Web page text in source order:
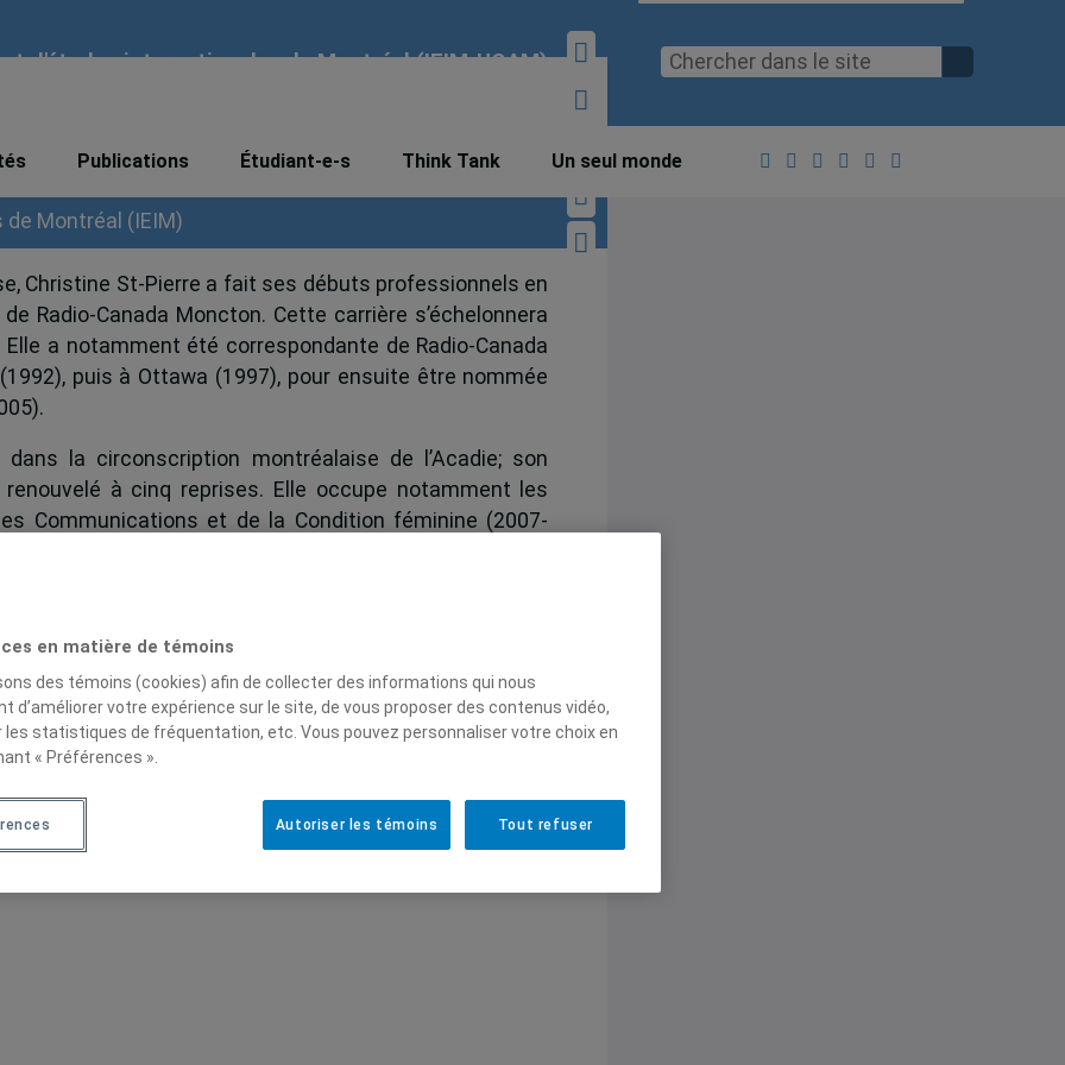
d'études internationales de Montréal (IEIM-UQAM)
Publications Étudiant-e-s Think Tank Un seul monde
Montréal (IEIM)
Christine St-Pierre a fait ses débuts professionnels en
Radio-Canada Moncton. Cette carrière s’échelonnera
a notamment été correspondante de Radio-Canada
puis à Ottawa (1997), pour ensuite être nommée
la circonscription montréalaise de l’Acadie; son
à cinq reprises. Elle occupe notamment les
Communications et de la Condition féminine (2007-
et de la Francophonie (2014-2018). À la suite
est nommée présidente de la Commission des
présidente de la Commission spéciale sur l’exploitation
St-Pierre, de l’école de rang au rang de ministre »
retrait de la politique active en 2022, elle collabore
à titre de bénévole au comité aviseur du Bureau
en matière de témoins
des témoins (cookies) afin de collecter des informations qui nous
d’améliorer votre expérience sur le site, de vous proposer des contenus vidéo,
les statistiques de fréquentation, etc. Vous pouvez personnaliser votre choix en
« Préférences ».
Tout refuser
Autoriser les témoins